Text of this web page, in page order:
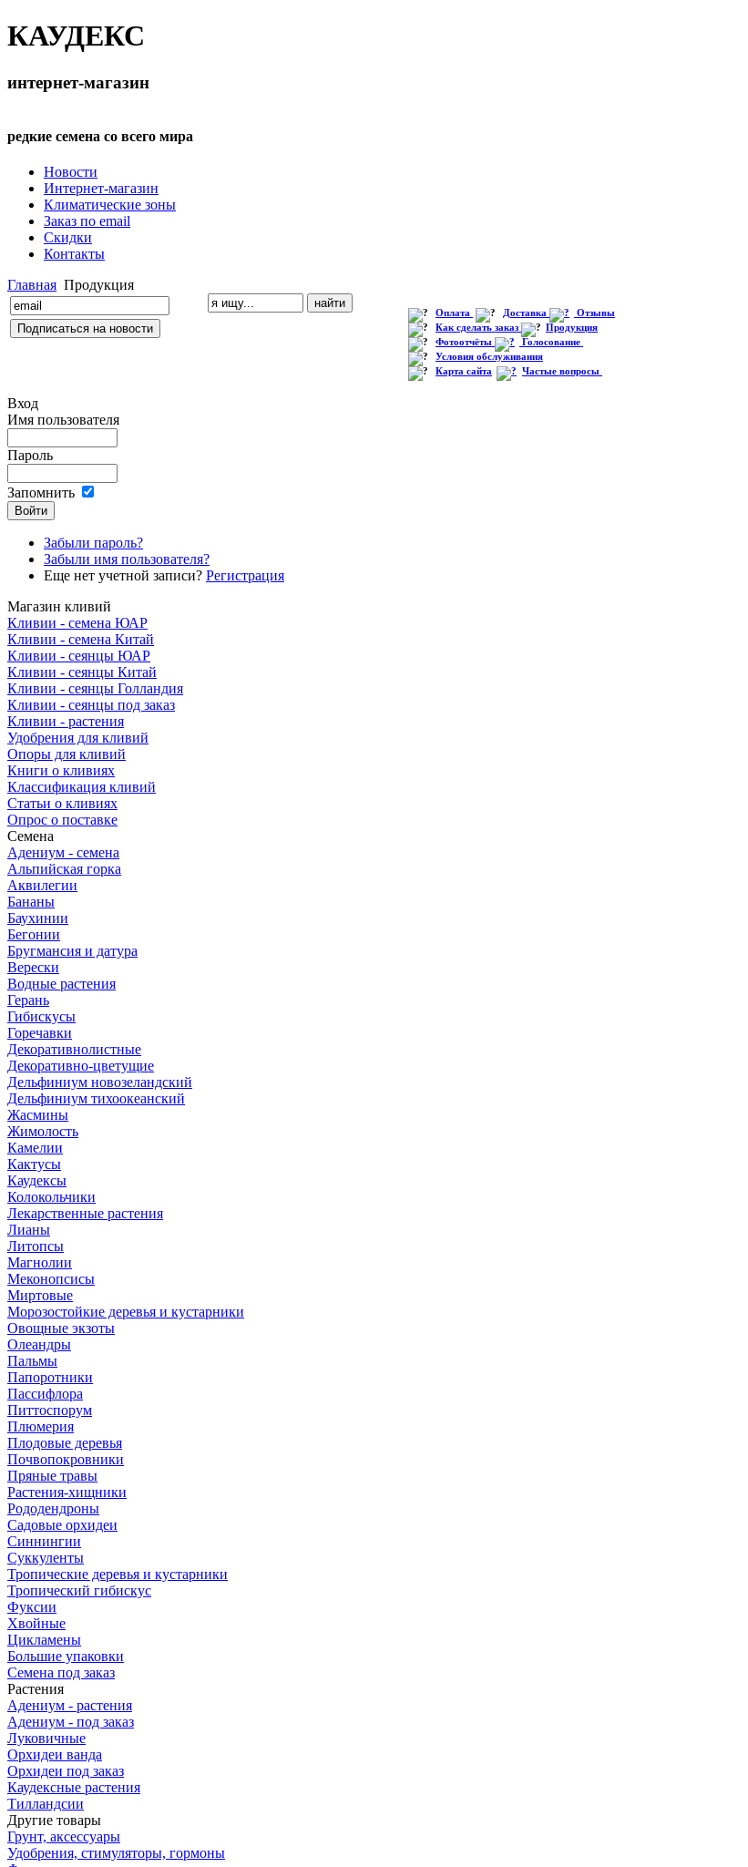
КАУДЕКС
интернет-магазин
редкие семена со всего мира
Новости
Интернет-магазин
Климатические зоны
Заказ по email
Скидки
Контакты
Главная Продукция
Оплата Доставка
Отзывы
Как сделать заказ
Продукция
Фотоотчёты
Голосование
Условия обслуживания
Карта сайта
Частые вопросы
Вход
Имя пользователя
Пароль
Запомнить
Забыли пароль?
Забыли имя пользователя?
Еще нет учетной записи? Регистрация
Магазин кливий
Кливии - семена ЮАР
Кливии - семена Китай
Кливии - сеянцы ЮАР
Кливии - сеянцы Китай
Кливии - сеянцы Голландия
Кливии - сеянцы под заказ
Кливии - растения
Удобрения для кливий
Опоры для кливий
Книги о кливиях
Классификация кливий
Статьи о кливиях
Опрос о поставке
Семена
Адениум - семена
Альпийская горка
Аквилегии
Бананы
Баухинии
Бегонии
Бругмансия и датура
Верески
Водные растения
Герань
Гибискусы
Горечавки
Декоративнолистные
Декоративно-цветущие
Дельфиниум новозеландский
Дельфиниум тихоокеанский
Жасмины
Жимолость
Камелии
Кактусы
Каудексы
Колокольчики
Лекарственные растения
Лианы
Литопсы
Магнолии
Меконопсисы
Миртовые
Морозостойкие деревья и кустарники
Овощные экзоты
Олеандры
Пальмы
Папоротники
Пассифлора
Питтоспорум
Плюмерия
Плодовые деревья
Почвопокровники
Пряные травы
Растения-хищники
Рододендроны
Садовые орхидеи
Синнингии
Суккуленты
Тропические деревья и кустарники
Тропический гибискус
Фуксии
Хвойные
Цикламены
Большие упаковки
Семена под заказ
Растения
Адениум - растения
Адениум - под заказ
Луковичные
Орхидеи ванда
Орхидеи под заказ
Каудексные растения
Тилландсии
Другие товары
Грунт, аксессуары
Удобрения, стимуляторы, гормоны